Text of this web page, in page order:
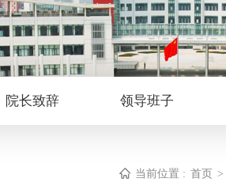
院长致辞 领导班子
当前位置 : 首页 >